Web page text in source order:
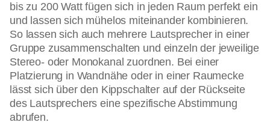
bis zu 200 Watt fügen sich in jeden Raum perfekt ein
und lassen sich mühelos miteinander kombinieren.
So lassen sich auch mehrere Lautsprecher in einer
Gruppe zusammenschalten und einzeln der jeweilige
Stereo- oder Monokanal zuordnen. Bei einer
Platzierung in Wandnähe oder in einer Raumecke
lässt sich über den Kippschalter auf der Rückseite
des Lautsprechers eine spezifische Abstimmung
abrufen.